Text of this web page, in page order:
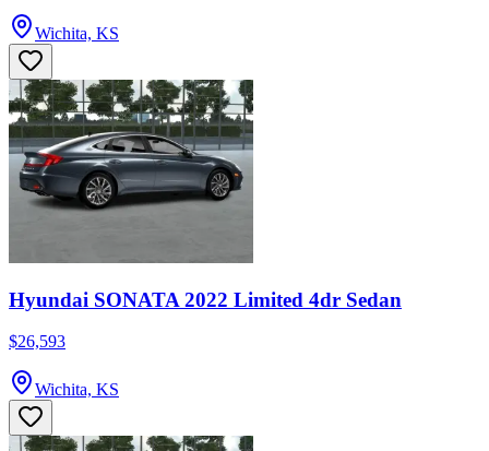
Wichita, KS
Hyundai SONATA 2022 Limited 4dr Sedan
$26,593
Wichita, KS